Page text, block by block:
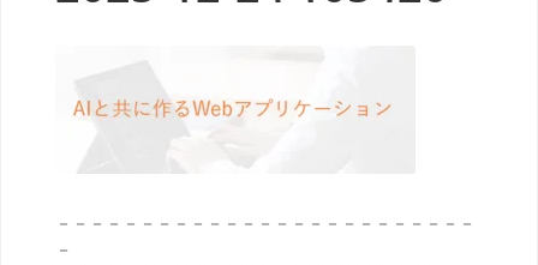
－－－－－－－－－－－－－－－－－－－－－－－－－
－